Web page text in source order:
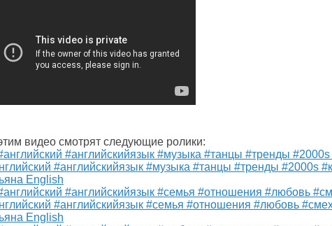
видео смотрят следующие ролики:
#английскийязык #музыка #танцы #тренды #2000s
English
#английскийязык #семья #отношения #любовь
English